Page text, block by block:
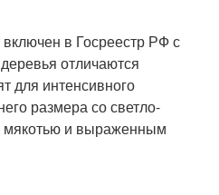
включен в Госреестр РФ с
отличаются
для интенсивного
размера со светло-
мякотью и выраженным